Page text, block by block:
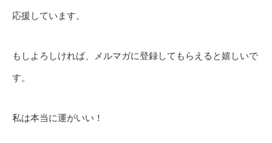
応援しています。
もしよろしければ、メルマガに登録してもらえると嬉しいで
す。
私は本当に運がいい！